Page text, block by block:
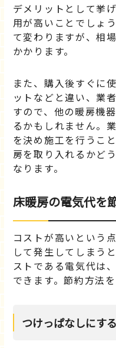
デメリットとして挙
用が高いことでしょ
て変わりますが、相
かかります。
また、購入後すぐに
ットなどと違い、業
すので、他の暖房機
るかもしれません。
を決め施工を行うこ
房を取り入れるかど
なります。
床暖房の電気代を
コストが高いという
して発生してしまう
ストである電気代は
できます。節約方法
つけっぱなしにする